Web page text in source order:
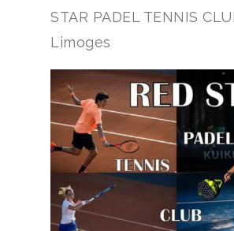
STAR PADEL TENNIS
Limoges